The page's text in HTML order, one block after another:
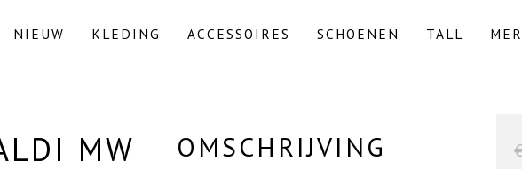
NIEUW KLEDING ACCESSOIRES SCHOENEN TALL
MW
OMSCHRIJVING